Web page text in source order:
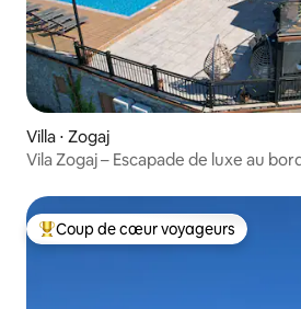
Villa ⋅ Zogaj
Vila Zogaj – Escapade de luxe au
Coups de cœur voyageurs les plus
Coup de cœur voyageurs